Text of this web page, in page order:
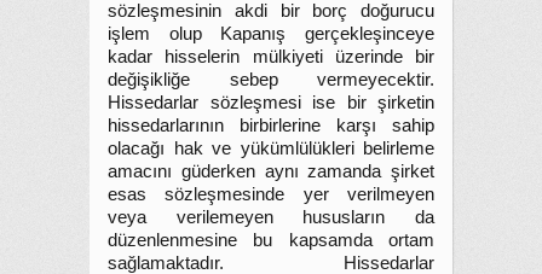
sözleşmesinin akdi bir borç doğurucu
işlem olup Kapanış gerçekleşinceye
kadar hisselerin mülkiyeti üzerinde bir
değişikliğe sebep vermeyecektir.
Hissedarlar sözleşmesi ise bir şirketin
hissedarlarının birbirlerine karşı sahip
olacağı hak ve yükümlülükleri belirleme
amacını güderken aynı zamanda şirket
esas sözleşmesinde yer verilmeyen
veya verilemeyen hususların da
düzenlenmesine bu kapsamda ortam
sağlamaktadır. Hissedarlar